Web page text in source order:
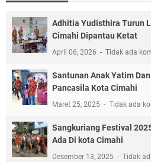
Adhitia Yudisthira Turun
Cimahi Dipantau Ketat
April 06, 2026 Tidak ada
Santunan Anak Yatim
Pancasila Kota Cimahi
Maret 25, 2025 Tidak ada
Sangkuriang Festival
Ada Di kota Cimahi
Desember 13, 2025 Tidak